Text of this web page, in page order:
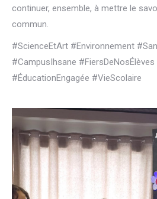
continuer, ensemble, à mettre le
commun.
#ScienceEtArt #Environnement
#CampusIhsane
#ÉducationEngagée #VieScolaire